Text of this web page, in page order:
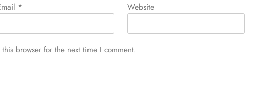
* Website
browser for the next time I comment.